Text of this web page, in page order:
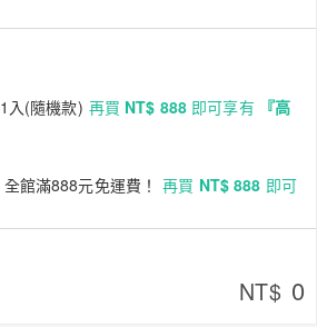
入(隨機款) 再買 NT$ 888 即可享有 『高
館滿888元免運費！ 再買 NT$ 888 即可
NT$ 0